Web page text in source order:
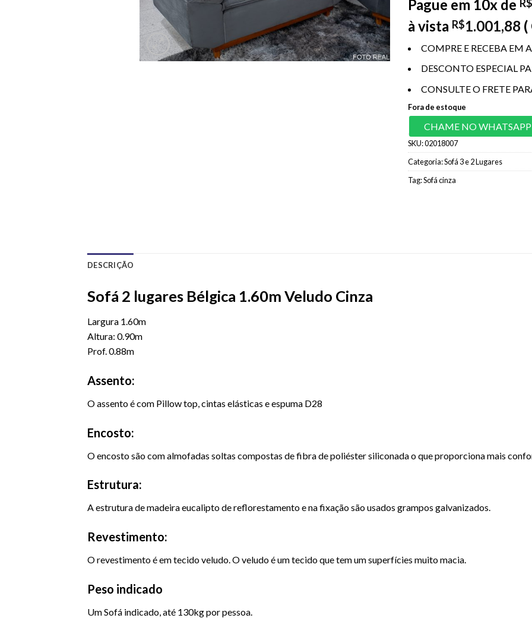
Pague em 10x de R$
à vista R$1.001,88 (
COMPRE E RECEBA EM
DESCONTO ESPECIAL
CONSULTE O FRETE
Fora de estoque
CHAME NO WHATSAPP
SKU:02018007
Categoria:Sofá 3 e 2 Lugares
Tag:Sofá cinza
DESCRIÇÃO
Sofá 2 lugares Bélgica 1.60m Veludo Cinza
Largura 1.60m
Altura: 0.90m
Prof. 0.88m
Assento:
O assento é com Pillow top, cintas elásticas e espuma D28
Encosto:
O encosto são com almofadas soltas compostas de fibra de poliéster siliconada o que proporciona mais
Estrutura:
A estrutura de madeira eucalipto de reflorestamento e na fixação são usados grampos galvanizados.
Revestimento:
O revestimento é em tecido veludo. O veludo é um tecido que tem um superfícies muito macia.
Peso indicado
UmSofá indicado, até 130kg por pessoa.